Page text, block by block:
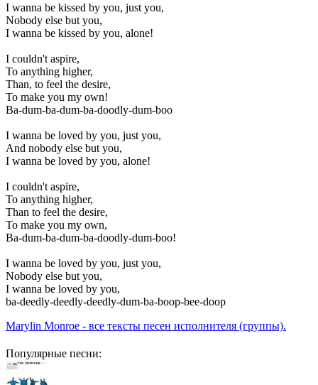
I wanna be kissed by you, just you,
Nobody else but you,
I wanna be kissed by you, alone!
I couldn't aspire,
To anything higher,
Than, to feel the desire,
To make you my own!
Ba-dum-ba-dum-ba-doodly-dum-boo
I wanna be loved by you, just you,
And nobody else but you,
I wanna be loved by you, alone!
I couldn't aspire,
To anything higher,
Than to feel the desire,
To make you my own,
Ba-dum-ba-dum-ba-doodly-dum-boo!
I wanna be loved by you, just you,
Nobody else but you,
I wanna be loved by you,
ba-deedly-deedly-deedly-dum-ba-boop-bee-doop
Marylin Monroe - все тексты песен исполнителя (группы).
Популярные песни: